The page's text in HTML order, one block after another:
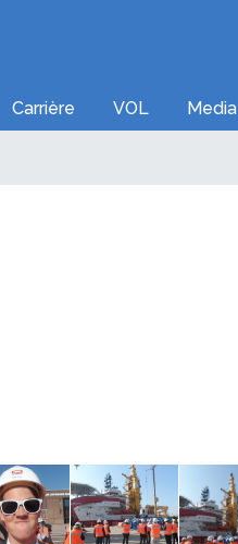
Carrière VOL Media